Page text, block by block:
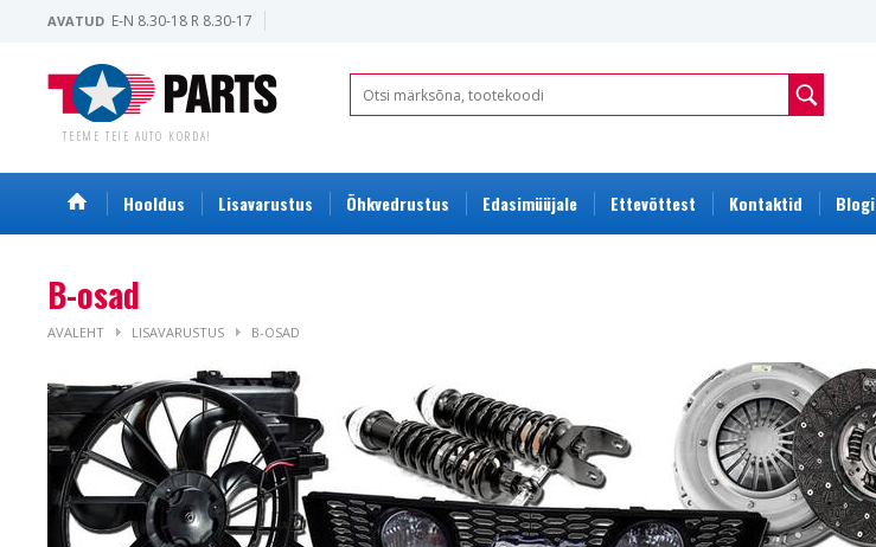
AVATUD E-N 8.30-18 R 8.30-17
TEEME TEIE AUTO KORDA!
Hooldus Lisavarustus Õhkvedrustus Edasimüüjale Ettevõttest Kontaktid Blogi
B-osad
AVALEHT LISAVARUSTUS B-OSAD